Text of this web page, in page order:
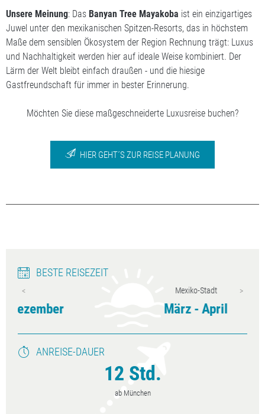
Unsere Meinung: Das Banyan Tree Mayakoba ist ein einzigartiges
Juwel unter den mexikanischen Spitzen-Resorts, das in höchstem
Maße dem sensiblen Ökosystem der Region Rechnung trägt: Luxus
und Nachhaltigkeit werden hier auf ideale Weise kombiniert. Der
Lärm der Welt bleibt einfach draußen - und die hiesige
Gastfreundschaft für immer in bester Erinnerung.
Möchten Sie diese maßgeschneiderte Luxusreise buchen?
HIER GEHT´S ZUR REISE PLANUNG
BESTE REISEZEIT
ANREISE-DAUER
12 Std.
ab München